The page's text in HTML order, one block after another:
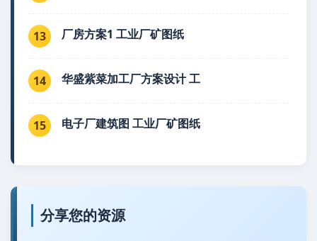
13 厂房方案1 工业厂矿图纸
14 华盛紫菜加工厂方案设计 工
15 电子厂建筑图 工业厂矿图纸
分享您的资源